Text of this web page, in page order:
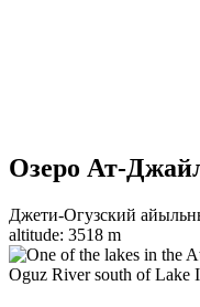
Озеро Ат-
Джети-Огузский
altitude: 3518 m